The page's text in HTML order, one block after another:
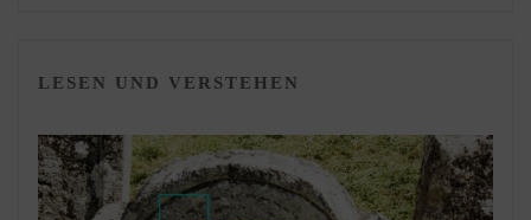
LESEN UND VERSTEHEN